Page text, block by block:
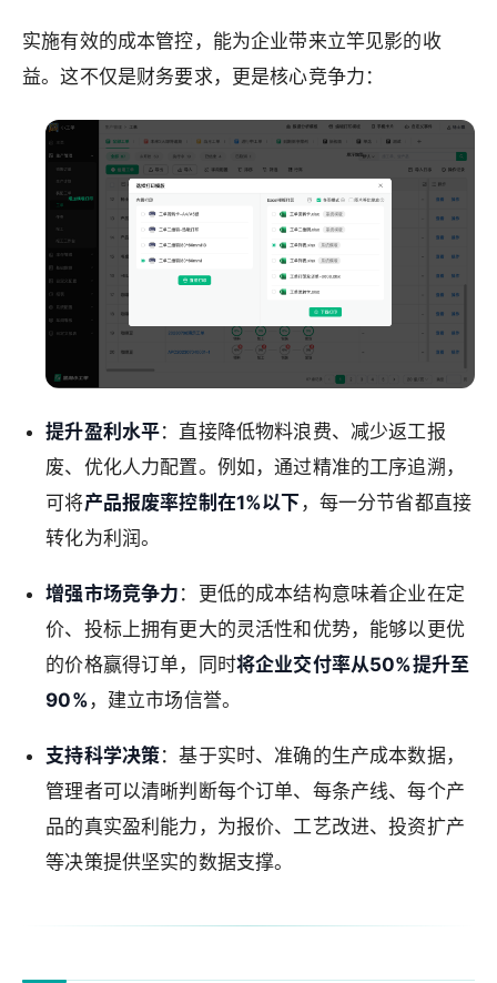
实施有效的成本管控，能为企业带来立竿见影的收
益。这不仅是财务要求，更是核心竞争力：
提升盈利水平：直接降低物料浪费、减少返工报
废、优化人力配置。例如，通过精准的工序追溯，
可将产品报废率控制在1%以下 ，每一分节省都直接
转化为利润。
增强市场竞争力 ：更低的成本结构意味着企业在定
价、投标上拥有更大的灵活性和优势，能够以更优
的价格赢得订单，同时将企业交付率从50%提升至
90% ，建立市场信誉。
支持科学决策：基于实时、准确的生产成本数据，
管理者可以清晰判断每个订单、每条产线、每个产
品的真实盈利能力，为报价、工艺改进、投资扩产
等决策提供坚实的数据支撑。